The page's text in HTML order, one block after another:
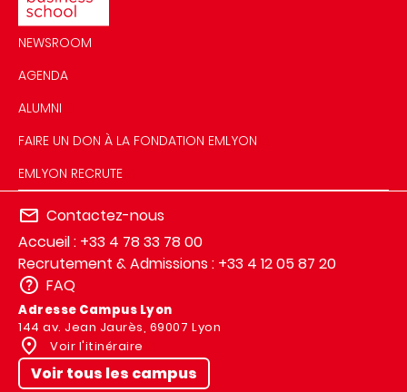
NEWSROOM
AGENDA
ALUMNI
FAIRE UN DON À LA FONDATION EMLYON
EMLYON RECRUTE
Contactez-nous
Accueil : +33 4 78 33 78 00
Recrutement & Admissions : +33 4 12 05 87 20
FAQ
Adresse Campus Lyon
144 av. Jean Jaurès, 69007 Lyon
Voir l'itinéraire
Voir tous les campus